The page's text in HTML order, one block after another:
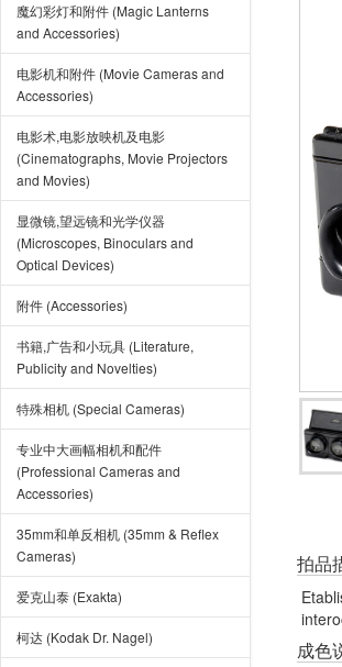
魔幻彩灯和附件 (Magic Lanterns
and Accessories)
电影机和附件 (Movie Cameras and
Accessories)
电影术,电影放映机及电影
(Cinematographs, Movie Projectors
and Movies)
显微镜,望远镜和光学仪器
(Microscopes, Binoculars and
Optical Devices)
附件 (Accessories)
书籍,广告和小玩具 (Literature,
Publicity and Novelties)
特殊相机 (Special Cameras)
专业中大画幅相机和配件
(Professional Cameras and
Accessories)
35mm和单反相机 (35mm & Reflex
Cameras)
爱克山泰 (Exakta)
柯达 (Kodak Dr. Nagel)
拍品
成色